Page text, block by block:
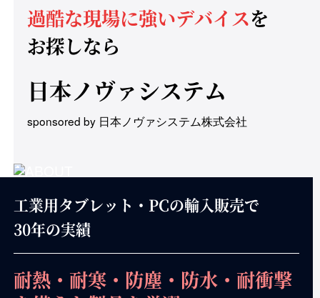
過酷な現場に強いデバイスを
お探しなら
日本ノヴァシステム
sponsored by 日本ノヴァシステム株式会社
工業用タブレット・PCの輸入販売で
30年の実績
耐熱・耐寒・防塵・防水・耐衝撃